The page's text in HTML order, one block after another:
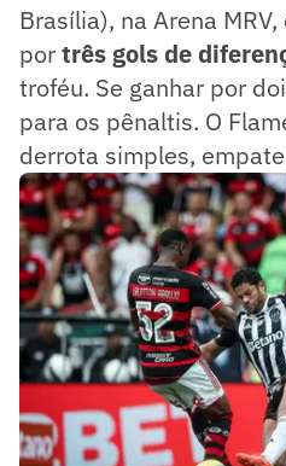
Brasília), na Arena
portrês gols de
troféu. Se ganhar por
para os pênaltis. O
derrota simples,